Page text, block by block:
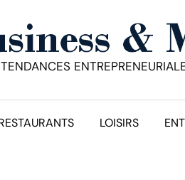
TENDANCES
LOISIRS